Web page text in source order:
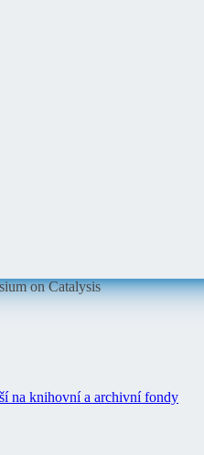
on Catalysis
na knihovní a archivní fondy